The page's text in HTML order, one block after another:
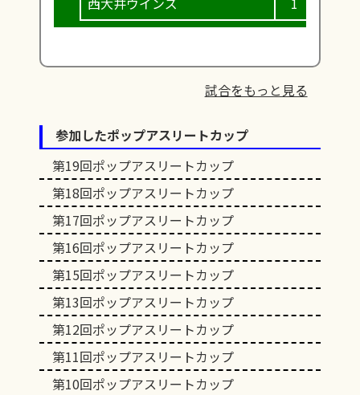
試合をもっと見る
参加したポップアスリートカップ
第19回ポップアスリートカップ
第18回ポップアスリートカップ
第17回ポップアスリートカップ
第16回ポップアスリートカップ
第15回ポップアスリートカップ
第13回ポップアスリートカップ
第12回ポップアスリートカップ
第11回ポップアスリートカップ
第10回ポップアスリートカップ